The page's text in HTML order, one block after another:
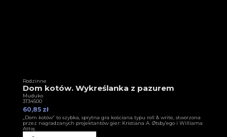
Rodzinne
Dom kotów. Wykreślanka z pazurem
Muduko
3T34500
60,85 zł
„Dom kotów” to szybka, sprytna gra kościana typu roll & write, stworzona
przez nagradzanych projektantów gier: Kristiana A. Øtsby’ego i Williama
Attię.